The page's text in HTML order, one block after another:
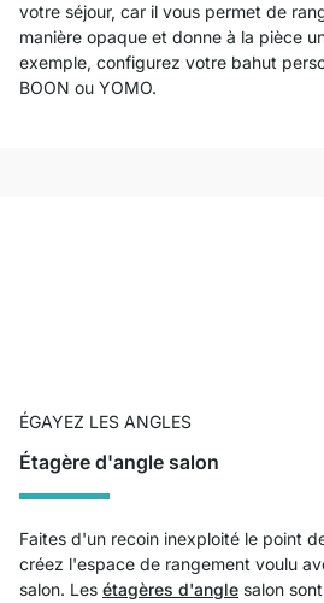
votre séjour, car il vous permet de
manière opaque et donne à la pièce
exemple, configurez votre bahut
BOON ou YOMO.
ÉGAYEZ LES ANGLES
Étagère d'angle salon
Faites d'un recoin inexploité le point
créez l'espace de rangement voulu
salon. Les étagères d'angle salon